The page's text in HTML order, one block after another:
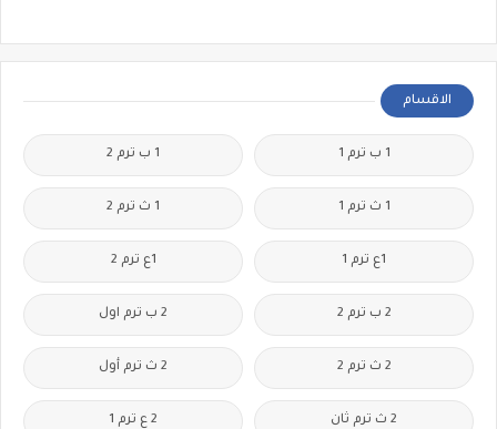
الاقسام
1 ب ترم 1 1 ب ترم 2
1 ث ترم 1 1 ث ترم 2
1ع ترم 1 1ع ترم 2
2 ب ترم 2 2 ب ترم اول
2 ث ترم 2 2 ث ترم أول
2 ث ترم ثان 2 ع ترم 1